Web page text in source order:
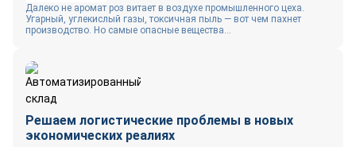
Далеко не аромат роз витает в воздухе промышленного цеха.
Угарный, углекислый газы, токсичная пыль — вот чем пахнет
производство. Но самые опасные вещества...
Решаем логистические проблемы в новых
экономических реалиях